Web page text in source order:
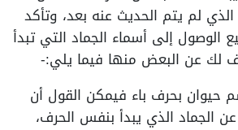
لم يتم الحديث عنه بعد، وتأكد
إلى أسماء الجماد التي تبدأ
لك عن البعض منها فيما يلي:-
حيوان بحرف باء فيمكن القول أن
عن الجماد الذي يبدأ بنفس الحرف،